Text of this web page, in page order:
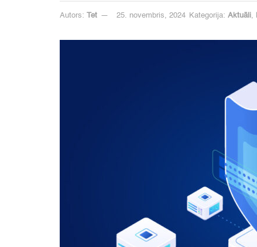
Autors: Tet 25. novembris, 2024 Kategorija: Aktuāli,